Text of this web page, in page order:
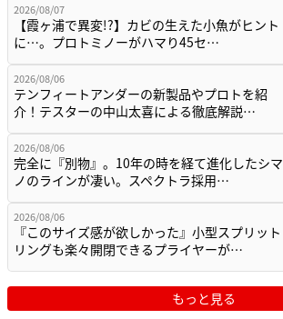
2026/08/07
【霞ヶ浦で異変!?】カビの生えた小魚がヒント
に…。プロトミノーがハマり45セ…
2026/08/06
テンフィートアンダーの新製品やプロトを紹
介！テスターの中山太喜による徹底解説…
2026/08/06
完全に『別物』。10年の時を経て進化したシマ
ノのラインが凄い。スペクトラ採用…
2026/08/06
『このサイズ感が欲しかった』小型スプリット
リングも楽々開閉できるプライヤーが…
もっと見る